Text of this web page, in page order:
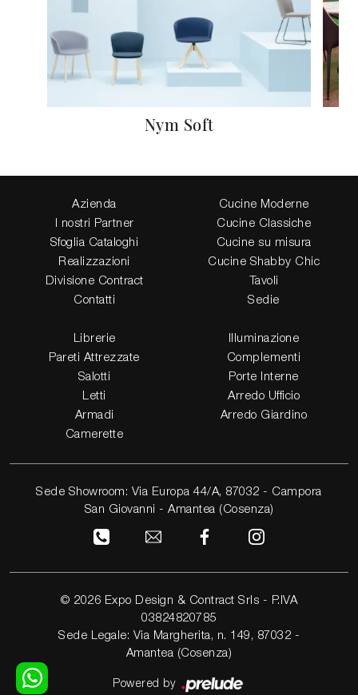
Nym Soft
Azienda
I nostri Partner
Sfoglia Cataloghi
Realizzazioni
Divisione Contract
Contatti
Cucine Moderne
Cucine Classiche
Cucine su misura
Cucine Shabby Chic
Tavoli
Sedie
Librerie
Pareti Attrezzate
Salotti
Letti
Armadi
Camerette
Illuminazione
Complementi
Porte Interne
Arredo Ufficio
Arredo Giardino
Sede Showroom: Via Europa 44/A, 87032 - Campora
San Giovanni - Amantea (Cosenza)
© 2026 Expo Design & Contract Srls - P.IVA
03824820785
Sede Legale: Via Margherita, n. 149, 87032 -
Amantea (Cosenza)
Powered by